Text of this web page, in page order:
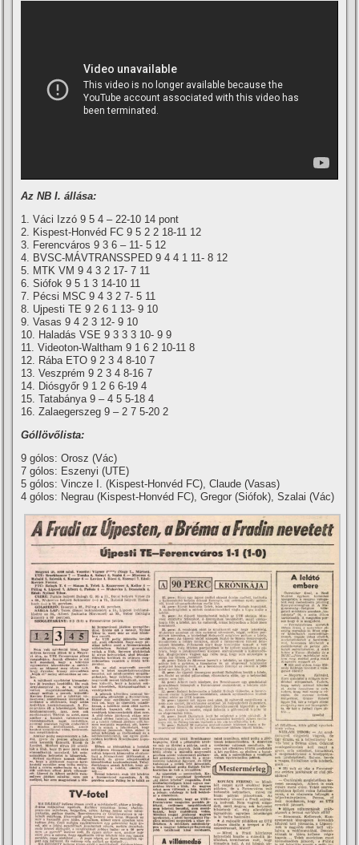
Az NB I. állása:
1. Váci Izzó 9 5 4 – 22-10 14 pont
2. Kispest-Honvéd FC 9 5 2 2 18-11 12
3. Ferencváros 9 3 6 – 11- 5 12
4. BVSC-MÁVTRANSSPED 9 4 4 1 11- 8 12
5. MTK VM 9 4 3 2 17- 7 11
6. Siófok 9 5 1 3 14-10 11
7. Pécsi MSC 9 4 3 2 7- 5 11
8. Ujpesti TE 9 2 6 1 13- 9 10
9. Vasas 9 4 2 3 12- 9 10
10. Haladás VSE 9 3 3 3 10- 9 9
11. Videoton-Waltham 9 1 6 2 10-11 8
12. Rába ETO 9 2 3 4 8-10 7
13. Veszprém 9 2 3 4 8-16 7
14. Diósgyőr 9 1 2 6 6-19 4
15. Tatabánya 9 – 4 5 5-18 4
16. Zalaegerszeg 9 – 2 7 5-20 2
Góllövőlista:
9 gólos: Orosz (Vác)
7 gólos: Eszenyi (UTE)
5 gólos: Vincze I. (Kispest-Honvéd FC), Claude (Vasas)
4 gólos: Negrau (Kispest-Honvéd FC), Gregor (Siófok), Szalai (Vác)